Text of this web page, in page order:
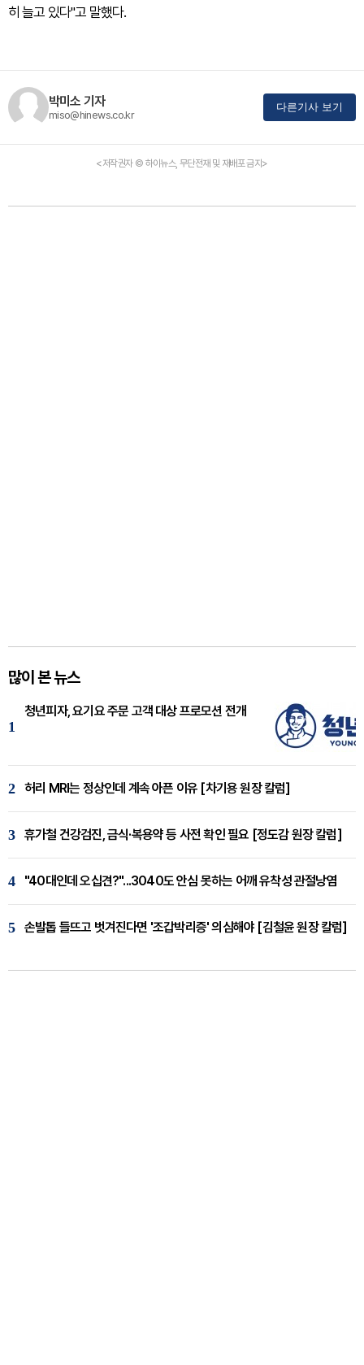
히 늘고 있다"고 말했다.
박미소 기자
miso@hinews.co.kr
다른기사 보기
<저작권자 © 하이뉴스, 무단전재 및 재배포 금지>
많이 본 뉴스
1
청년피자, 요기요 주문 고객 대상 프로모션 전개
2 허리 MRI는 정상인데 계속 아픈 이유 [차기용 원장 칼럼]
3 휴가철 건강검진, 금식·복용약 등 사전 확인 필요 [정도감 원장 칼럼]
4 "40대인데 오십견?"...3040도 안심 못하는 어깨 유착성 관절낭염
5 손발톱 들뜨고 벗겨진다면 '조갑박리증' 의심해야 [김철윤 원장 칼럼]